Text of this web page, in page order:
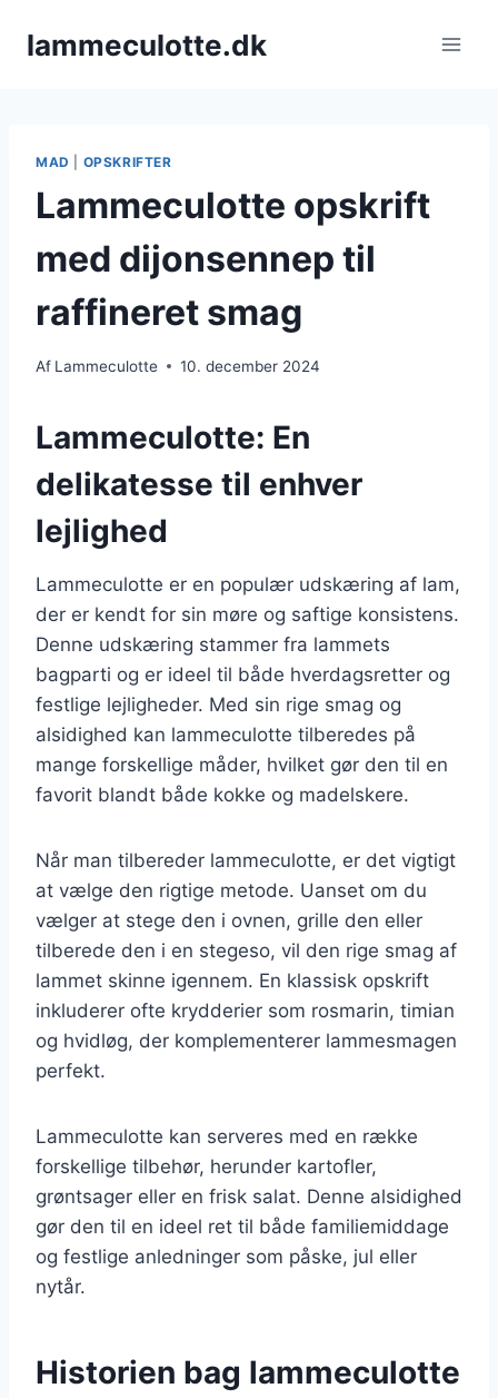
lammeculotte.dk
MAD OPSKRIFTER
Lammeculotte opskrift
med dijonsennep til
raffineret smag
Af Lammeculotte 10. december 2024
Lammeculotte: En
delikatesse til enhver
lejlighed
Lammeculotte er en populær udskæring af lam,
der er kendt for sin møre og saftige konsistens.
Denne udskæring stammer fra lammets
bagparti og er ideel til både hverdagsretter og
festlige lejligheder. Med sin rige smag og
alsidighed kan lammeculotte tilberedes på
mange forskellige måder, hvilket gør den til en
favorit blandt både kokke og madelskere.
Når man tilbereder lammeculotte, er det vigtigt
at vælge den rigtige metode. Uanset om du
vælger at stege den i ovnen, grille den eller
tilberede den i en stegeso, vil den rige smag af
lammet skinne igennem. En klassisk opskrift
inkluderer ofte krydderier som rosmarin, timian
og hvidløg, der komplementerer lammesmagen
perfekt.
Lammeculotte kan serveres med en række
forskellige tilbehør, herunder kartofler,
grøntsager eller en frisk salat. Denne alsidighed
gør den til en ideel ret til både familiemiddage
og festlige anledninger som påske, jul eller
nytår.
Historien bag lammeculotte